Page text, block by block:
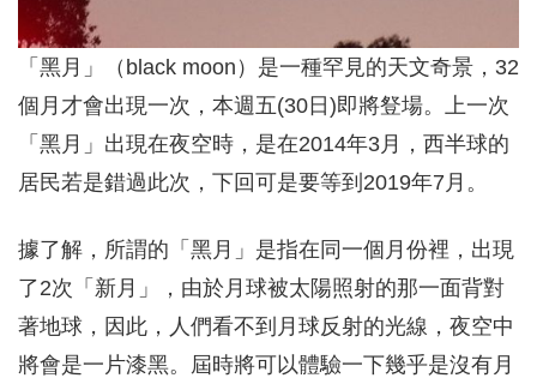
「黑月」（black moon）是一種罕見的天文奇景，32
個月才會出現一次，本週五(30日)即將豋場。上一次
「黑月」出現在夜空時，是在2014年3月，西半球的
居民若是錯過此次，下回可是要等到2019年7月。
據了解，所謂的「黑月」是指在同一個月份裡，出現
了2次「新月」，由於月球被太陽照射的那一面背對
著地球，因此，人們看不到月球反射的光線，夜空中
將會是一片漆黑。屆時將可以體驗一下幾乎是沒有月